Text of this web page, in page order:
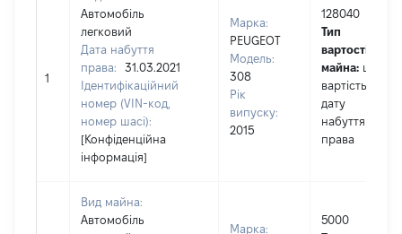
1
Автомобіль
легковий
Дата набуття
права:
31.03.2021
Ідентифікаційний
номер (VIN-код,
номер шасі):
[Конфіденційна
інформація]
Марка:
PEUGEOT
Модель:
308
Рік
випуску:
2015
128040
Тип
вартості
майна: це
вартість на
дату
набуття
права
Вид майна:
Автомобіль
Марка:
5000